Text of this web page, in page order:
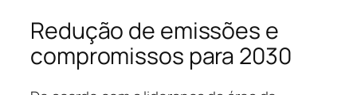
Redução de emissões e
compromissos para 2030